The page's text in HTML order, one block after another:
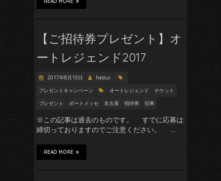
【ご招待券プレゼント】オ
ートレジェンド2017
2017年8月10日
hassui
プレゼントキャンペーン
オートレジェンド
チケット
プレゼント
ポートメッセ 名古屋 招待券 旧車
※この記事は過去のものです。 すでに応募は
締切っておりますのでご注意ください。 …
READ MORE